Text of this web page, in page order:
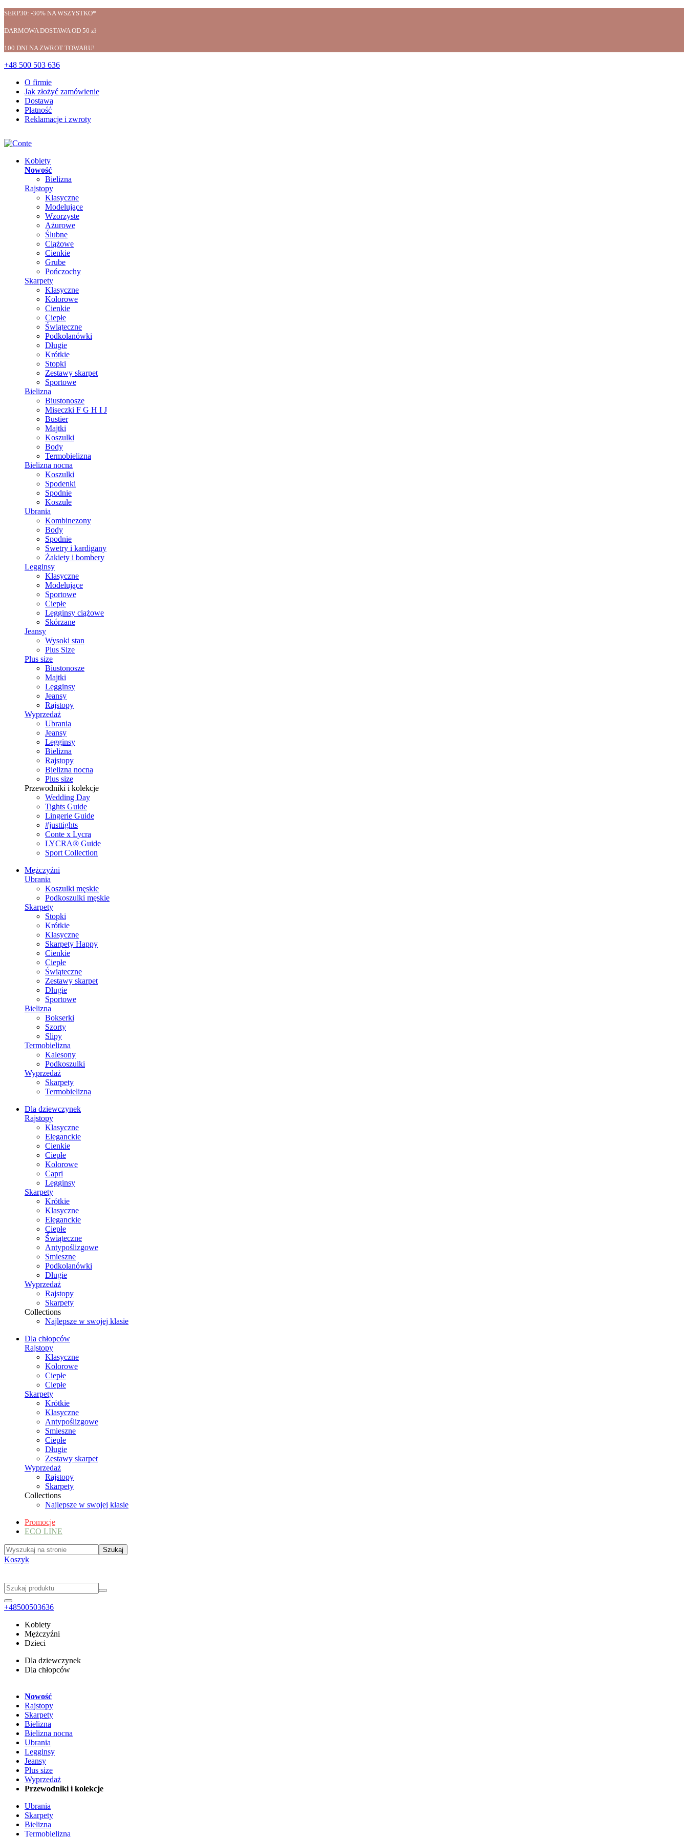
SERP30: -30% NA WSZYSTKO*
DARMOWA DOSTAWA OD 50 zł
100 DNI NA ZWROT TOWARU!
+48 500 503 636
O firmie
Jak złożyć zamówienie
Dostawa
Płatność
Reklamacje i zwroty
Kobiety
Nowość
Bielizna
Rajstopy
Klasyczne
Modelujące
Wzorzyste
Ażurowe
Ślubne
Ciążowe
Cienkie
Grube
Pończochy
Skarpety
Klasyczne
Kolorowe
Cienkie
Ciepłe
Świąteczne
Podkolanówki
Długie
Krótkie
Stopki
Zestawy skarpet
Sportowe
Bielizna
Biustonosze
Miseczki F G H I J
Bustier
Majtki
Koszulki
Body
Termobielizna
Bielizna nocna
Koszulki
Spodenki
Spodnie
Koszule
Ubrania
Kombinezony
Body
Spodnie
Swetry i kardigany
Żakiety i bombery
Legginsy
Klasyczne
Modelujące
Sportowe
Ciepłe
Legginsy ciążowe
Skórzane
Jeansy
Wysoki stan
Plus Size
Plus size
Biustonosze
Majtki
Legginsy
Jeansy
Rajstopy
Wyprzedaż
Ubrania
Jeansy
Legginsy
Bielizna
Rajstopy
Bielizna nocna
Plus size
Przewodniki i kolekcje
Wedding Day
Tights Guide
Lingerie Guide
#justtights
Conte x Lycra
LYCRA® Guide
Sport Сollection
Mężczyźni
Ubrania
Koszulki męskie
Podkoszulki męskie
Skarpety
Stopki
Krótkie
Klasyczne
Skarpety Happy
Cienkie
Ciepłe
Świąteczne
Zestawy skarpet
Długie
Sportowe
Bielizna
Bokserki
Szorty
Slipy
Termobielizna
Kalesony
Podkoszulki
Wyprzedaż
Skarpety
Termobielizna
Dla dziewczynek
Rajstopy
Klasyczne
Eleganckie
Cienkie
Ciepłe
Kolorowe
Capri
Legginsy
Skarpety
Krótkie
Klasyczne
Eleganckie
Ciepłe
Świąteczne
Antypoślizgowe
Smieszne
Podkolanówki
Długie
Wyprzedaż
Rajstopy
Skarpety
Collections
Najlepsze w swojej klasie
Dla chłopców
Rajstopy
Klasyczne
Kolorowe
Ciepłe
Ciepłe
Skarpety
Krótkie
Klasyczne
Antypoślizgowe
Smieszne
Ciepłe
Długie
Zestawy skarpet
Wyprzedaż
Rajstopy
Skarpety
Collections
Najlepsze w swojej klasie
Promocje
ECO LINE
Koszyk
+48500503636
Kobiety
Mężczyźni
Dzieci
Dla dziewczynek
Dla chłopców
Nowość
Rajstopy
Skarpety
Bielizna
Bielizna nocna
Ubrania
Legginsy
Jeansy
Plus size
Wyprzedaż
Przewodniki i kolekcje
Ubrania
Skarpety
Bielizna
Termobielizna